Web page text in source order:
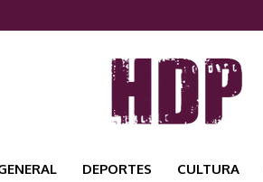
DEPORTES CULTURA